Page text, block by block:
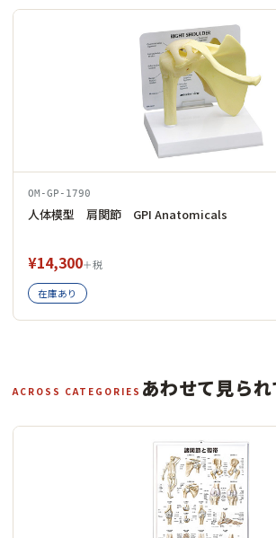
OM-GP-1790
人体模型 肩関節 GPI Anatomicals
¥14,300＋税
在庫あり
ACROSS CATEGORIES あわせて見ら